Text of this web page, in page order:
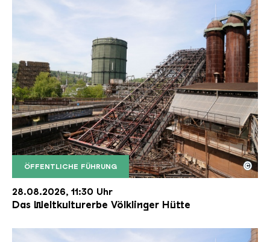
ÖFFENTLICHE FÜHRUNG
Der Erzschrägaufzug der Völklinger Hütte mit
Copyright: Weltkulturerbe Völklinger Hütte | Karl
©
28.08.2026, 11:30 Uhr
Das Weltkulturerbe Völklinger Hütte